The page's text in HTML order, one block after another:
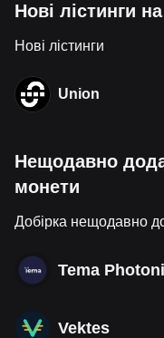
Нові лістинги
Нові лістинги
Union
Нещодавно
монети
Добірка нещодавно
Vektes